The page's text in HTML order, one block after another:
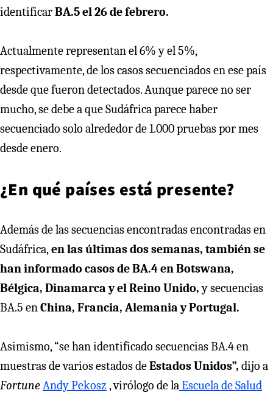
identificarBA.5 el 26 de febrero.
Actualmente representan el 6% y el 5%,
respectivamente, de los casos secuenciados en ese país
desde que fueron detectados. Aunque parece no ser
mucho, se debe a que Sudáfrica parece haber
secuenciado solo alrededor de 1.000 pruebas por mes
desde enero.
¿En qué países está presente?
Además de las secuencias encontradas encontradas en
Sudáfrica, en las últimas dos semanas, también se
han informado casos de BA.4 en Botswana,
Bélgica, Dinamarca y el Reino Unido,y secuencias
BA.5 en China, Francia, Alemania y Portugal.
Asimismo, “se han identificado secuencias BA.4 en
muestras de varios estados deEstados Unidos”, dijo a
Fortune Andy Pekosz , virólogo de la Escuela de Salud